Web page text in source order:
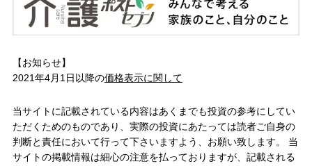
【お知らせ】
2021年4月1日以降の価格表示に関して
当サイトに記載されている内容はあくまでも投資の参考にしてい
ただくためのものであり、実際の投資にあたっては読者ご自身の
判断と責任において行って下さいますよう、お願い致します。 当
サイトの掲載情報は細心の注意を払っておりますが、記載される